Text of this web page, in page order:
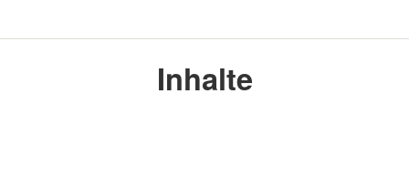
Inhalte